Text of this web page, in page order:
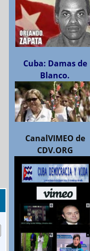
Cuba: Damas de
Blanco.
CanalVIMEO de
CDV.ORG